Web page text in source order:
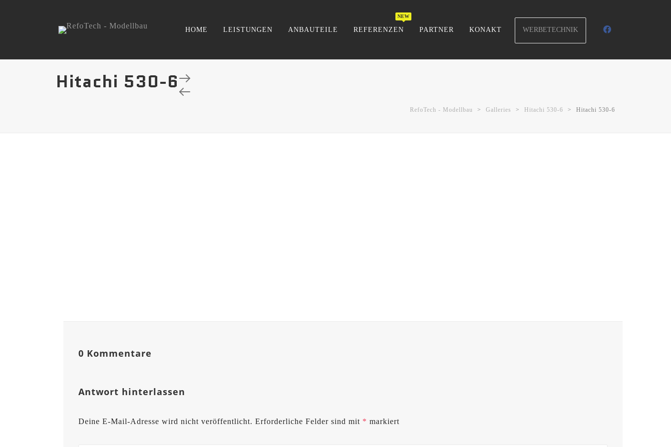
HOME LEISTUNGEN ANBAUTEILE REFERENZEN PARTNER KONAKT WERBETECHNIK
Hitachi 530-6
RefoTech - Modellbau > Galleries > Hitachi 530-6 > Hitachi 530-6
0 Kommentare
Antwort hinterlassen
Deine E-Mail-Adresse wird nicht veröffentlicht. Erforderliche Felder sind mit * markiert